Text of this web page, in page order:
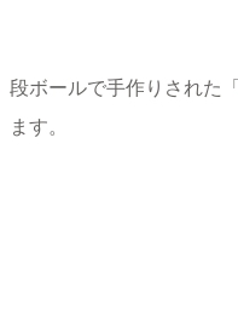
段ボールで手作りされた
ます。